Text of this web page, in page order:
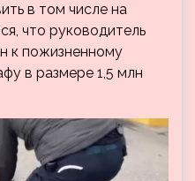
в том числе на
что руководитель
к пожизненному
в размере 1,5 млн